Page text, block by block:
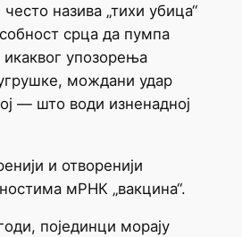
назива „тихи убица“
срца да пумпа
упозорења
мождани удар
— што води изненадној
и отворенији
мРНК „вакцина“.
појединци морају